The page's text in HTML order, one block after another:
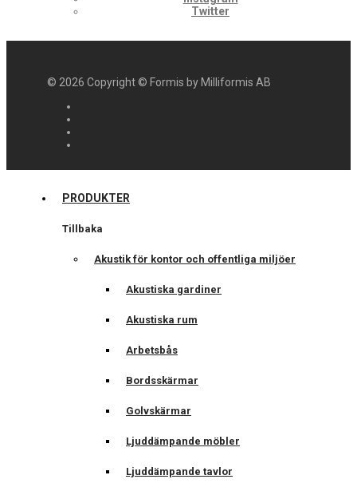
Twitter
© 2026 Copyright © Formis by Milliformis AB
PRODUKTER
Tillbaka
Akustik för kontor och offentliga miljöer
Akustiska gardiner
Akustiska rum
Arbetsbås
Bordsskärmar
Golvskärmar
Ljuddämpande möbler
Ljuddämpande tavlor